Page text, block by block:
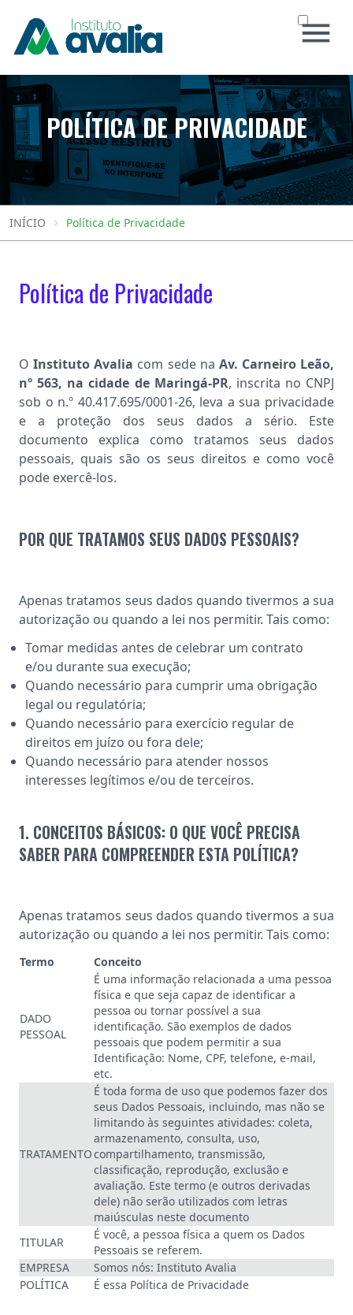
O INSTITUTO
CONCURSOS
SOCIAL
NOTÍCIAS
CERTIFICADO
CONTATO
POLÍTICA DE PRIVACIDADE
INÍCIO Política de Privacidade
Política de Privacidade
OInstituto Avalia com sede na Av. Carneiro Leão,
nº 563, na cidade de Maringá-PR, inscrita no CNPJ
sob o n.º 40.417.695/0001-26, leva a sua privacidade
e a proteção dos seus dados a sério. Este
documento explica como tratamos seus dados
pessoais, quais são os seus direitos e como você
pode exercê-los.
POR QUE TRATAMOS SEUS DADOS PESSOAIS?
Apenas tratamos seus dados quando tivermos a sua
autorização ou quando a lei nos permitir. Tais como:
Tomar medidas antes de celebrar um contrato
e/ou durante sua execução;
Quando necessário para cumprir uma obrigação
legal ou regulatória;
Quando necessário para exercício regular de
direitos em juízo ou fora dele;
Quando necessário para atender nossos
interesses legítimos e/ou de terceiros.
1. CONCEITOS BÁSICOS: O QUE VOCÊ PRECISA
SABER PARA COMPREENDER ESTA POLÍTICA?
Apenas tratamos seus dados quando tivermos a sua
autorização ou quando a lei nos permitir. Tais como:
Termo Conceito
DADO
PESSOAL
É uma informação relacionada a uma pessoa
física e que seja capaz de identificar a
pessoa ou tornar possível a sua
identificação. São exemplos de dados
pessoais que podem permitir a sua
Identificação: Nome, CPF, telefone, e-mail,
etc.
TRATAMENTO
É toda forma de uso que podemos fazer dos
seus Dados Pessoais, incluindo, mas não se
limitando às seguintes atividades: coleta,
armazenamento, consulta, uso,
compartilhamento, transmissão,
classificação, reprodução, exclusão e
avaliação. Este termo (e outros derivadas
dele) não serão utilizados com letras
maiúsculas neste documento
TITULAR
É você, a pessoa física a quem os Dados
Pessoais se referem.
EMPRESA
Somos nós: Instituto Avalia
POLÍTICA
É essa Política de Privacidade